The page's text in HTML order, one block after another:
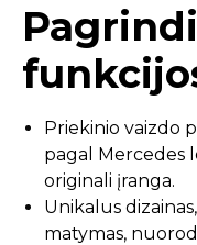
Priekinio vaizdo
pagal Mercedes
originali įranga.
Unikalus
matymas,